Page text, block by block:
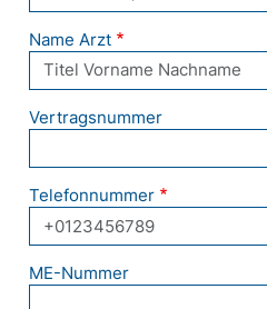
Name Arzt
Vertragsnummer
Telefonnummer
ME-Nummer